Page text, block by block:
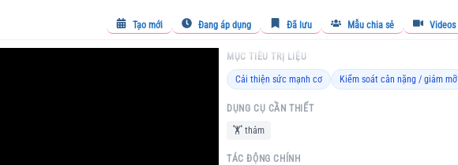
Tạo mới Đang áp dụng Đã lưu Mẫu chia sẻ Videos
MỤC TIÊU TRỊ LIỆU
Cải thiện sức mạnh cơ Kiểm soát cân nặng / giảm mỡ
DỤNG CỤ CẦN THIẾT
🏋️ thảm
TÁC ĐỘNG CHÍNH